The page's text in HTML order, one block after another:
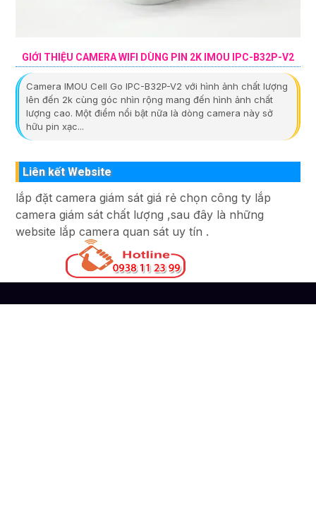
GIỚI THIỆU CAMERA WIFI DÙNG PIN 2K IMOU IPC-B32P-V2
Camera IMOU Cell Go IPC-B32P-V2 với hình ảnh chất lượng
lên đến 2k cùng góc nhìn rộng mang đến hình ảnh chất
lượng cao. Một điểm nổi bật nữa là dòng camera này sở
hữu pin xạc...
Liên kết Website
lắp đặt camera giám sát giá rẻ chọn công ty lắp
camera giám sát chất lượng ,sau đây là những
website lắp camera quan sát uy tín .